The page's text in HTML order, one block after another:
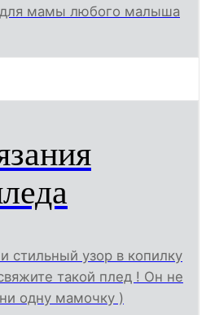
мамы любого малыша
стильный узор в копилку
такой плед ! Он не
одну мамочку )